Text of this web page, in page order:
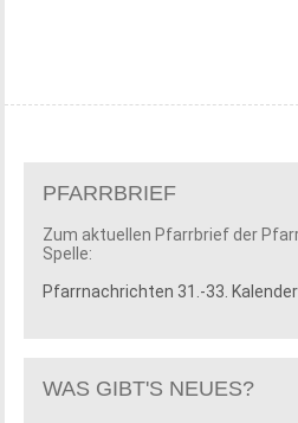
PFARRBRIEF
Zum aktuellen Pfarrbrief der
Spelle:
Pfarrnachrichten 31.-33.
WAS GIBT'S NEUES?